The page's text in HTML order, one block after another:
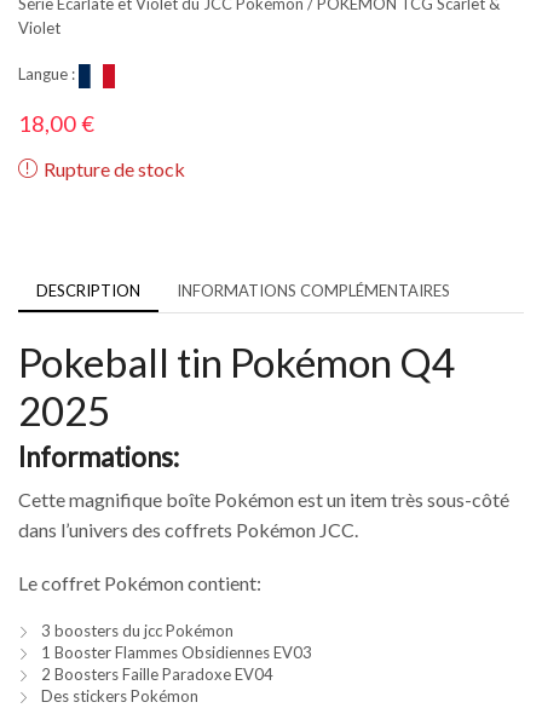
Violet
Langue :
18,00€
Rupture de stock
DESCRIPTION INFORMATIONS COMPLÉMENTAIRES
Pokeball tin Pokémon Q4
2025
Informations:
Cette magnifique boîte Pokémon est un item très sous-côté
dans l’univers des coffrets Pokémon JCC.
Le coffret Pokémon contient:
3 boosters du jcc Pokémon
1 Booster Flammes Obsidiennes EV03
2 Boosters Faille Paradoxe EV04
Des stickers Pokémon